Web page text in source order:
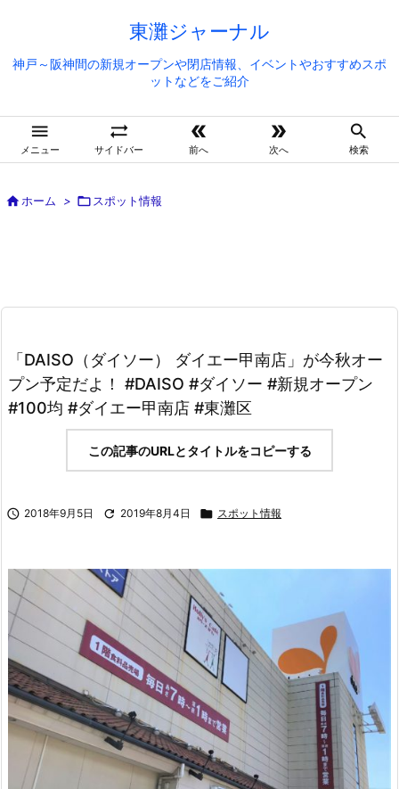
東灘ジャーナル
神戸～阪神間の新規オープンや閉店情報、イベントやおすすめスポ
ットなどをご紹介

メニュー

サイドバー

前へ

次へ

検索
ホーム >  スポット情報
「DAISO（ダイソー） ダイエー甲南店」が今秋オー
プン予定だよ！ #DAISO #ダイソー #新規オープン
#100均 #ダイエー甲南店 #東灘区
この記事のURLとタイトルをコピーする
 2018年9月5日  2019年8月4日  スポット情報